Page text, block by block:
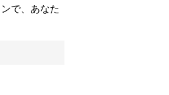
で、あなた